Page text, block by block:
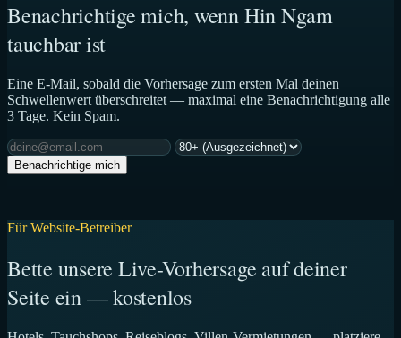
Benachrichtige mich, wenn Hin Ngam
tauchbar ist
Eine E-Mail, sobald die Vorhersage zum ersten Mal deinen
Schwellenwert überschreitet — maximal eine Benachrichtigung alle
3 Tage. Kein Spam.
Benachrichtige mich
Für Website-Betreiber
Bette unsere Live-Vorhersage auf deiner
Seite ein — kostenlos